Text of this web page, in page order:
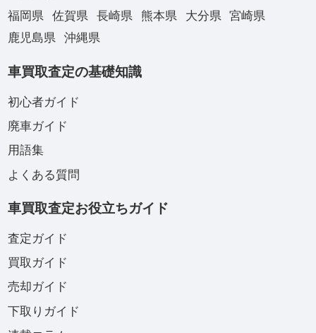
福岡県
佐賀県 長崎県 熊本県 大分県
宮崎県
鹿児島県
沖縄県
車買取査定の基礎知識
初心者ガイド
廃車ガイド
用語集
よくある質問
車買取査定お役立ちガイド
査定ガイド
買取ガイド
売却ガイド
下取りガイド